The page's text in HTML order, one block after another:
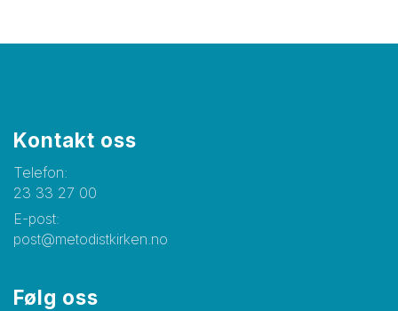
Kontakt oss
Telefon:
23 33 27 00
E-post:
post@metodistkirken.no
Følg oss